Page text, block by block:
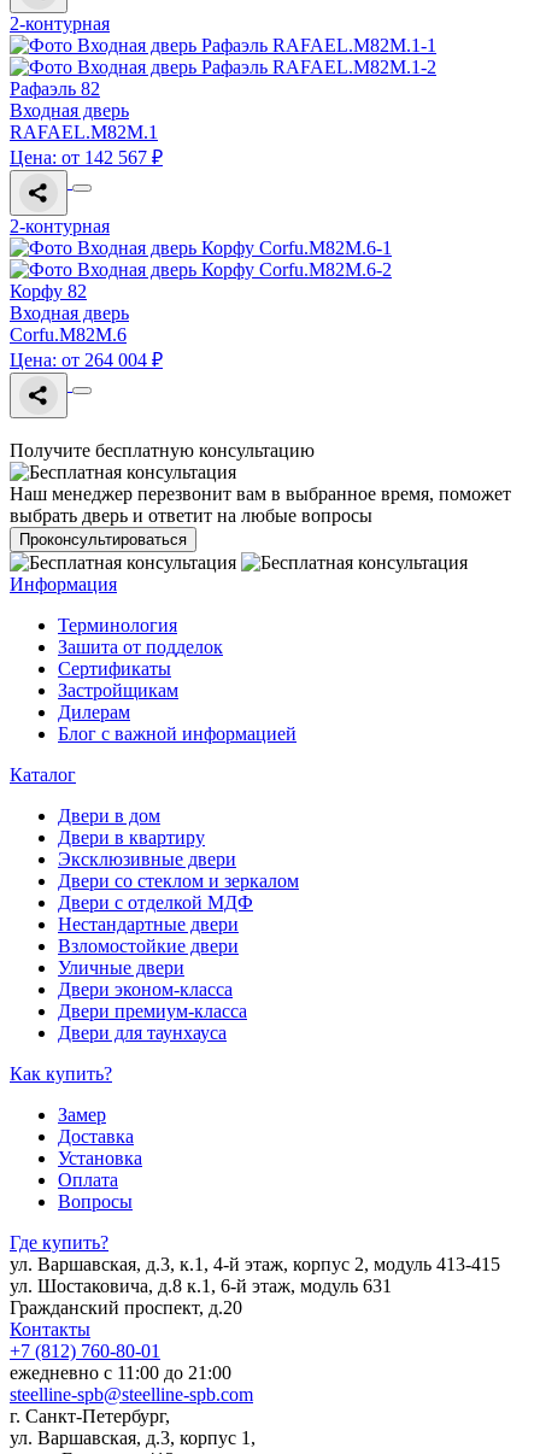
2-контурная
Рафаэль 82
Входная дверь
RAFAEL.M82M.1
Цена: от 142 567 ₽
2-контурная
Корфу 82
Входная дверь
Corfu.M82M.6
Цена: от 264 004 ₽
Получите бесплатную консультацию
Наш менеджер перезвонит вам в выбранное время, поможет
выбрать дверь и ответит на любые вопросы
Проконсультироваться
Информация
Терминология
Зашита от подделок
Сертификаты
Застройщикам
Дилерам
Блог с важной информацией
Каталог
Двери в дом
Двери в квартиру
Эксклюзивные двери
Двери со стеклом и зеркалом
Двери с отделкой МДФ
Нестандартные двери
Взломостойкие двери
Уличные двери
Двери эконом-класса
Двери премиум-класса
Двери для таунхауса
Как купить?
Замер
Доставка
Установка
Оплата
Вопросы
Где купить?
ул. Варшавская, д.3, к.1, 4-й этаж, корпус 2, модуль 413-415
ул. Шостаковича, д.8 к.1, 6-й этаж, модуль 631
Гражданский проспект, д.20
Контакты
+7 (812) 760-80-01
ежедневно с 11:00 до 21:00
steelline-spb@steelline-spb.com
г. Санкт-Петербург,
ул. Варшавская, д.3, корпус 1,